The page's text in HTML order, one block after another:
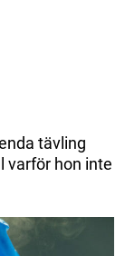
tävling
varför hon inte